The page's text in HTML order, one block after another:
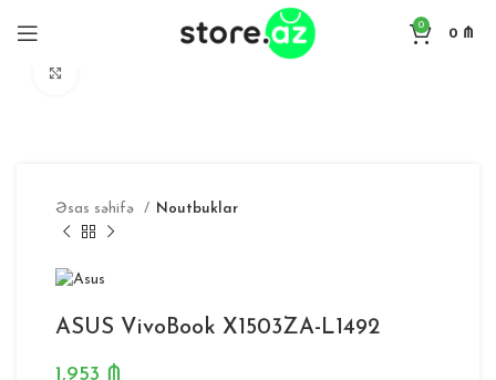
0
0 ₼
Əsas səhifə Noutbuklar
ASUS VivoBook X1503ZA-L1492
1,953 ₼